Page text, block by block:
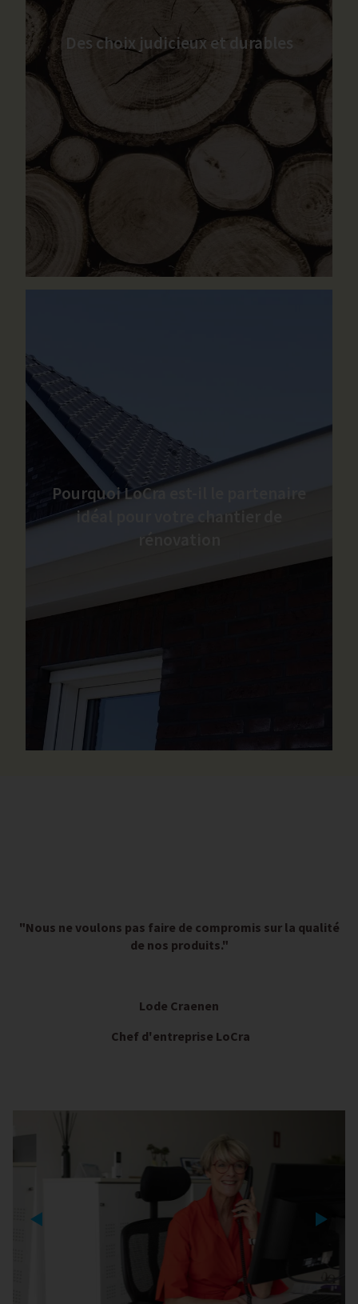
Des choix judicieux et durables
Pourquoi LoCra est-il le partenaire
idéal pour votre chantier de
"Nous ne voulons pas faire de compromis sur la qualité
de nos produits."
Lode Craenen
Chef d'entreprise LoCra